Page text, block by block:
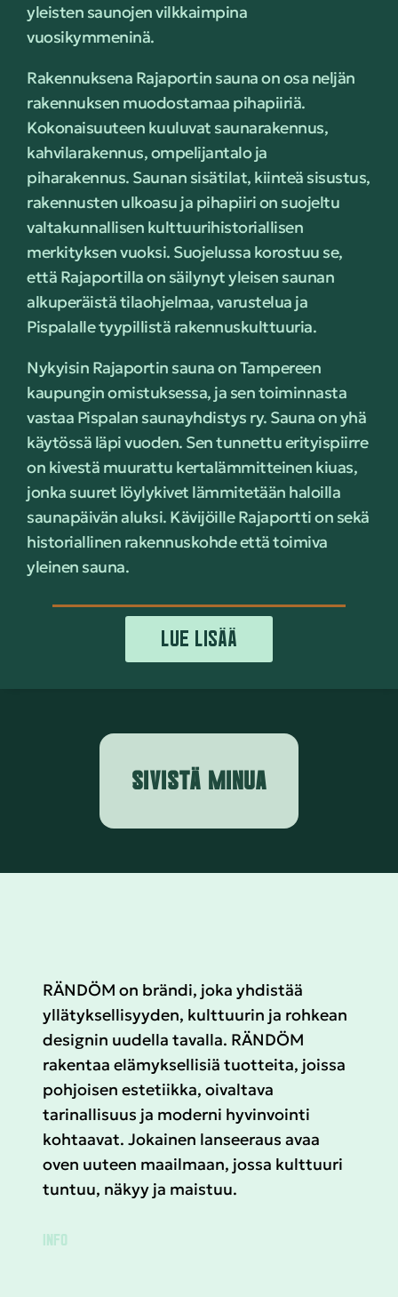
yleisten saunojen vilkkaimpina
vuosikymmeninä.
Rakennuksena Rajaportin sauna on osa neljän
rakennuksen muodostamaa pihapiiriä.
Kokonaisuuteen kuuluvat saunarakennus,
kahvilarakennus, ompelijantalo ja
piharakennus. Saunan sisätilat, kiinteä sisustus,
rakennusten ulkoasu ja pihapiiri on suojeltu
valtakunnallisen kulttuurihistoriallisen
merkityksen vuoksi. Suojelussa korostuu se,
että Rajaportilla on säilynyt yleisen saunan
alkuperäistä tilaohjelmaa, varustelua ja
Pispalalle tyypillistä rakennuskulttuuria.
Nykyisin Rajaportin sauna on Tampereen
kaupungin omistuksessa, ja sen toiminnasta
vastaa Pispalan saunayhdistys ry. Sauna on yhä
käytössä läpi vuoden. Sen tunnettu erityispiirre
on kivestä muurattu kertalämmitteinen kiuas,
jonka suuret löylykivet lämmitetään haloilla
saunapäivän aluksi. Kävijöille Rajaportti on sekä
historiallinen rakennuskohde että toimiva
yleinen sauna.
LUE LISÄÄ
SIVISTÄ MINUA
RÄNDÖM on brändi, joka yhdistää
yllätyksellisyyden, kulttuurin ja rohkean
designin uudella tavalla. RÄNDÖM
rakentaa elämyksellisiä tuotteita, joissa
pohjoisen estetiikka, oivaltava
tarinallisuus ja moderni hyvinvointi
kohtaavat. Jokainen lanseeraus avaa
oven uuteen maailmaan, jossa kulttuuri
tuntuu, näkyy ja maistuu.
INFO